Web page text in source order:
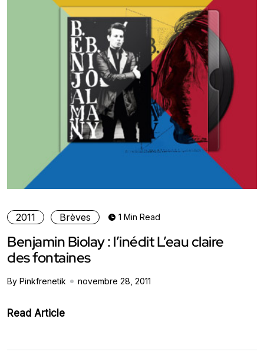
2011 Brèves 1 Min Read
Benjamin Biolay : l’inédit L’eau claire
des fontaines
By Pinkfrenetik novembre 28, 2011
Read Article